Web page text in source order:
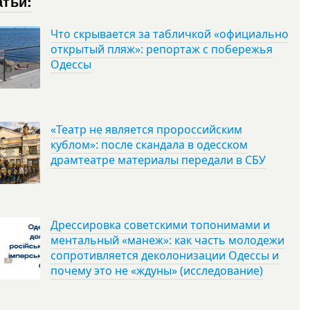
Что скрывается за табличкой «официально
открытый пляж»: репортаж с побережья
Одессы
«Театр не является пророссийским
кублом»: после скандала в одесском
драмтеатре материалы передали в СБУ
Дрессировка советскими топонимами и
ментальный «манеж»: как часть молодежи
сопротивляется деколонизации Одессы и
почему это не «ждуны» (исследование)